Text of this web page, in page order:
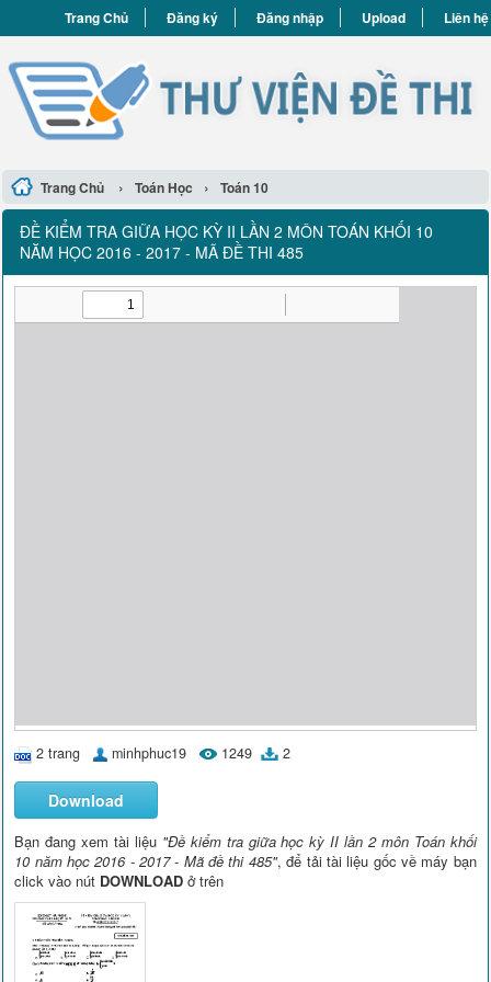
Trang Chủ Đăng ký Đăng nhập Upload Liên hệ
Trang Chủ › Toán Học › Toán 10
ĐỀ KIỂM TRA GIỮA HỌC KỲ II LẦN 2 MÔN TOÁN KHỐI 10
NĂM HỌC 2016 - 2017 - MÃ ĐỀ THI 485
2 trang minhphuc19 1249 2
Download
Bạn đang xem tài liệu "Đề kiểm tra giữa học kỳ II lần 2 môn Toán khối
10 năm học 2016 - 2017 - Mã đề thi 485", để tải tài liệu gốc về máy bạn
click vào nút DOWNLOAD ở trên